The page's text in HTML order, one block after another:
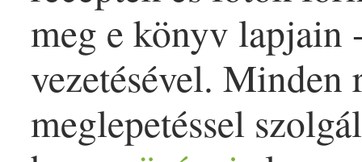
meg e könyv lapjain
vezetésével. Minden
meglepetéssel